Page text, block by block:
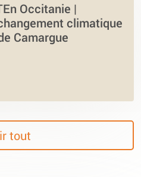
Occitanie |
climatique
Camargue
tout